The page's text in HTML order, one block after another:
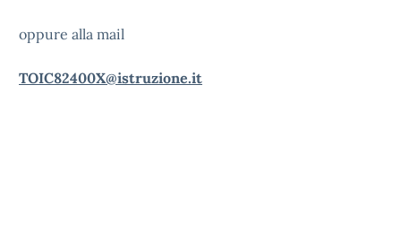
oppure alla mail
TOIC82400X@istruzione.it